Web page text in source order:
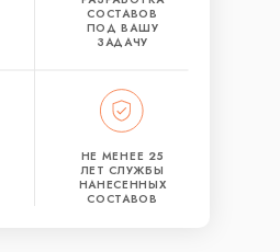
СОСТАВОВ
ПОД ВАШУ
ЗАДАЧУ
НЕ МЕНЕЕ 25
ЛЕТ СЛУЖБЫ
НАНЕСЕННЫХ
СОСТАВОВ